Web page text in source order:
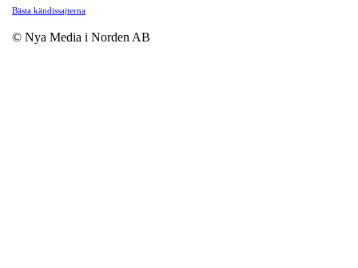
Bästa kändissajterna
© Nya Media i Norden AB